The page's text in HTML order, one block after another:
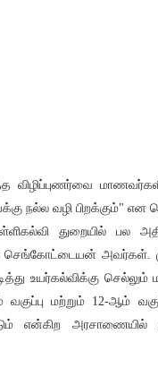
விழிப்புணர்வை
நல்ல வழி பிறக்கும்" என
துறையில் பல
செங்கோட்டையன் அவர்கள்.
உயர்கல்விக்கு
மற்றும் 12-ஆம்
என்கிற அரசாணையில்